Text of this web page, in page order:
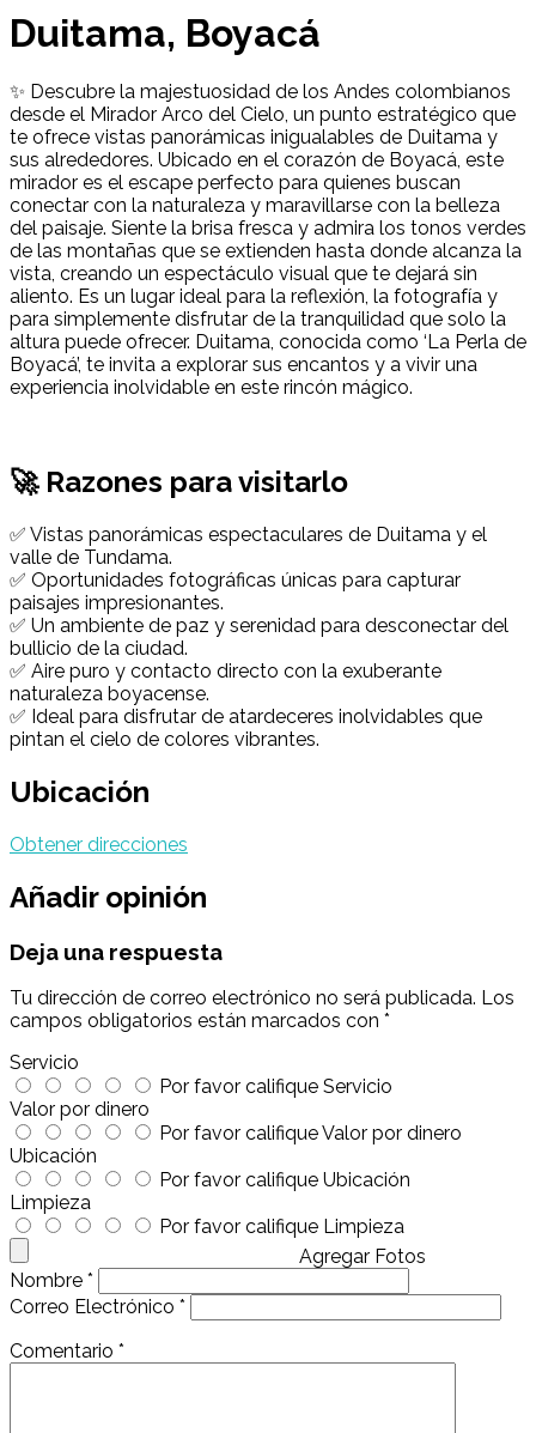
Duitama, Boyacá
✨ Descubre la majestuosidad de los Andes colombianos
desde el Mirador Arco del Cielo, un punto estratégico que
te ofrece vistas panorámicas inigualables de Duitama y
sus alrededores. Ubicado en el corazón de Boyacá, este
mirador es el escape perfecto para quienes buscan
conectar con la naturaleza y maravillarse con la belleza
del paisaje. Siente la brisa fresca y admira los tonos verdes
de las montañas que se extienden hasta donde alcanza la
vista, creando un espectáculo visual que te dejará sin
aliento. Es un lugar ideal para la reflexión, la fotografía y
para simplemente disfrutar de la tranquilidad que solo la
altura puede ofrecer. Duitama, conocida como ‘La Perla de
Boyacá’, te invita a explorar sus encantos y a vivir una
experiencia inolvidable en este rincón mágico.
🚀 Razones para visitarlo
✅ Vistas panorámicas espectaculares de Duitama y el
valle de Tundama.
✅ Oportunidades fotográficas únicas para capturar
paisajes impresionantes.
✅ Un ambiente de paz y serenidad para desconectar del
bullicio de la ciudad.
✅ Aire puro y contacto directo con la exuberante
naturaleza boyacense.
✅ Ideal para disfrutar de atardeceres inolvidables que
pintan el cielo de colores vibrantes.
Ubicación
Obtener direcciones
Añadir opinión
Deja una respuesta
Tu dirección de correo electrónico no será publicada. Los
campos obligatorios están marcados con *
Servicio
Por favor califique Servicio
Valor por dinero
Por favor califique Valor por dinero
Ubicación
Por favor califique Ubicación
Limpieza
Por favor califique Limpieza
Agregar Fotos
Nombre *
Correo Electrónico *
Comentario *